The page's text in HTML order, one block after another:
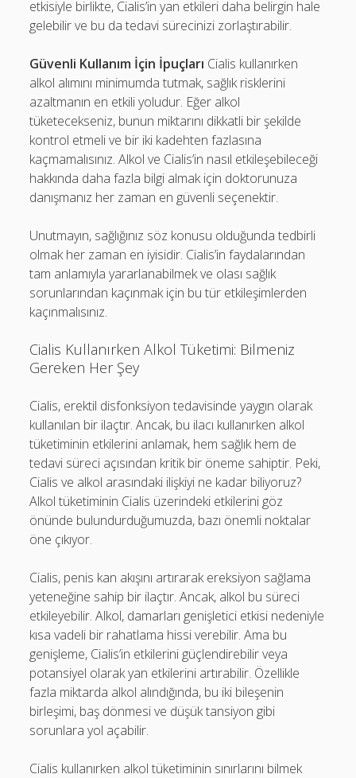
etkisiyle birlikte, Cialis’in yan etkileri daha belirgin hale
gelebilir ve bu da tedavi sürecinizi zorlaştırabilir.
Güvenli Kullanım İçin İpuçları Cialis kullanırken
alkol alımını minimumda tutmak, sağlık risklerini
azaltmanın en etkili yoludur. Eğer alkol
tüketecekseniz, bunun miktarını dikkatli bir şekilde
kontrol etmeli ve bir iki kadehten fazlasına
kaçmamalısınız. Alkol ve Cialis’in nasıl etkileşebileceği
hakkında daha fazla bilgi almak için doktorunuza
danışmanız her zaman en güvenli seçenektir.
Unutmayın, sağlığınız söz konusu olduğunda tedbirli
olmak her zaman en iyisidir. Cialis’in faydalarından
tam anlamıyla yararlanabilmek ve olası sağlık
sorunlarından kaçınmak için bu tür etkileşimlerden
kaçınmalısınız.
Cialis Kullanırken Alkol Tüketimi: Bilmeniz
Gereken Her Şey
Cialis, erektil disfonksiyon tedavisinde yaygın olarak
kullanılan bir ilaçtır. Ancak, bu ilacı kullanırken alkol
tüketiminin etkilerini anlamak, hem sağlık hem de
tedavi süreci açısından kritik bir öneme sahiptir. Peki,
Cialis ve alkol arasındaki ilişkiyi ne kadar biliyoruz?
Alkol tüketiminin Cialis üzerindeki etkilerini göz
önünde bulundurduğumuzda, bazı önemli noktalar
öne çıkıyor.
Cialis, penis kan akışını artırarak ereksiyon sağlama
yeteneğine sahip bir ilaçtır. Ancak, alkol bu süreci
etkileyebilir. Alkol, damarları genişletici etkisi nedeniyle
kısa vadeli bir rahatlama hissi verebilir. Ama bu
genişleme, Cialis’in etkilerini güçlendirebilir veya
potansiyel olarak yan etkilerini artırabilir. Özellikle
fazla miktarda alkol alındığında, bu iki bileşenin
birleşimi, baş dönmesi ve düşük tansiyon gibi
sorunlara yol açabilir.
Cialis kullanırken alkol tüketiminin sınırlarını bilmek